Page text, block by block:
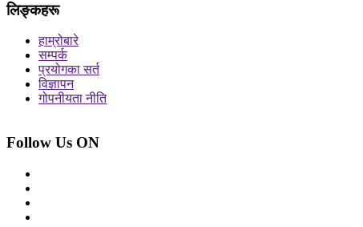
लिङ्कहरू
हाम्रोबारे
सम्पर्क
प्रयोगका सर्त
विज्ञापन
गोपनीयता नीति
Follow Us ON